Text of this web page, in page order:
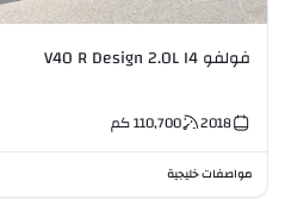
فولفو V40 R Design 2.0L I4
2018
110,700كم
مواصفات خليجية